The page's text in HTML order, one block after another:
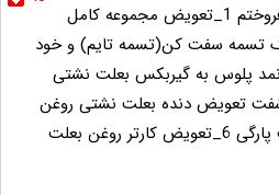
رفتم نمایندگی و در آخر هم فروختم 1_تعویض مجموعه کامل
بلبرینگ تسمه سفت کن(تسمه تایم) و خود
کاسه نمد پلوس به گیربکس بعلت نشتی
شفت تعویض دنده بعلت نشتی روغن
5_تعویض دسته موتور بعلت پارگی 6_تعویض کارتر روغن بعلت